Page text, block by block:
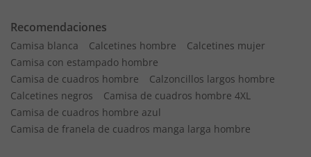
Recomendaciones
Camisa blanca Calcetines hombre
Calcetines mujer
Camisa con estampado hombre
Camisa de cuadros hombre
Calzoncillos largos hombre
Calcetines negros
Camisa de cuadros hombre 4XL
Camisa de cuadros hombre azul
Camisa de franela de cuadros manga larga hombre